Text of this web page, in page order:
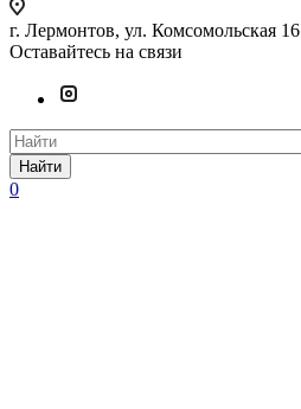
г. Лермонтов, ул. Комсомольская 16
Оставайтесь на связи
Найти
0